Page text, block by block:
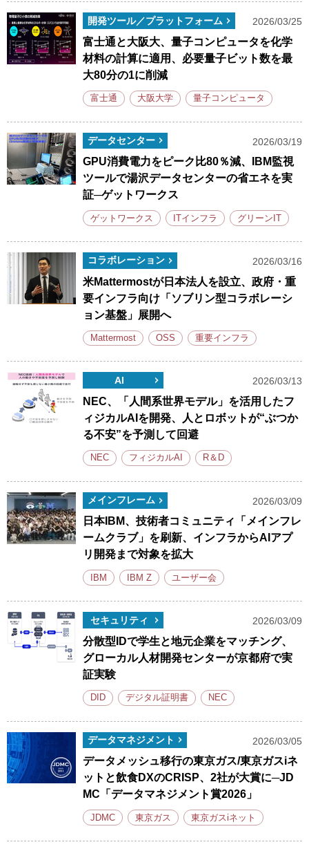
開発ツール／プラットフォーム 2026/03/25
富士通と大阪大、量子コンピュータを化学
材料の計算に適用、必要量子ビット数を最
大80分の1に削減
富士通 大阪大学 量子コンピュータ
データセンター 2026/03/19
GPU消費電力をピーク比80％減、IBM監視
ツールで湯沢データセンターの省エネを実
証─ゲットワークス
ゲットワークス ITインフラ グリーンIT
コラボレーション 2026/03/16
米Mattermostが日本法人を設立、政府・重
要インフラ向け「ソブリン型コラボレーシ
ョン基盤」展開へ
Mattermost OSS 重要インフラ
AI 2026/03/13
NEC、「人間系世界モデル」を活用したフ
ィジカルAIを開発、人とロボットが“ぶつか
る不安”を予測して回避
NEC フィジカルAI R＆D
メインフレーム 2026/03/09
日本IBM、技術者コミュニティ「メインフレ
ームクラブ」を刷新、インフラからAIアプ
リ開発まで対象を拡大
IBM IBM Z ユーザー会
セキュリティ 2026/03/09
分散型IDで学生と地元企業をマッチング、
グローカル人材開発センターが京都府で実
証実験
DID デジタル証明書 NEC
データマネジメント 2026/03/05
データメッシュ移行の東京ガス/東京ガスiネ
ットと飲食DXのCRISP、2社が大賞に─JD
MC「データマネジメント賞2026」
JDMC 東京ガス 東京ガスiネット